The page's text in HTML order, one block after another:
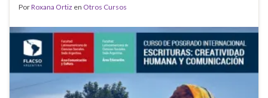
PorRoxana Ortiz en Otros Cursos